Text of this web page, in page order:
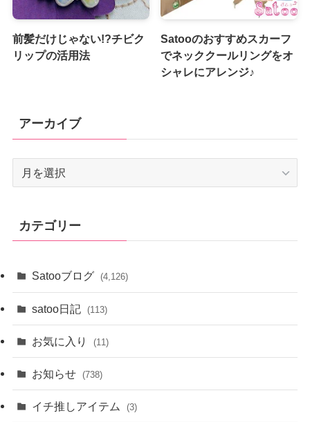
前髪だけじゃない!?チビク
リップの活用法
Satooのおすすめスカーフ
でネッククールリングをオ
シャレにアレンジ♪
アーカイブ
ブ
カテゴリー
Satooブログ (4,126)
satoo日記 (113)
お気に入り (11)
お知らせ (738)
イチ推しアイテム (3)